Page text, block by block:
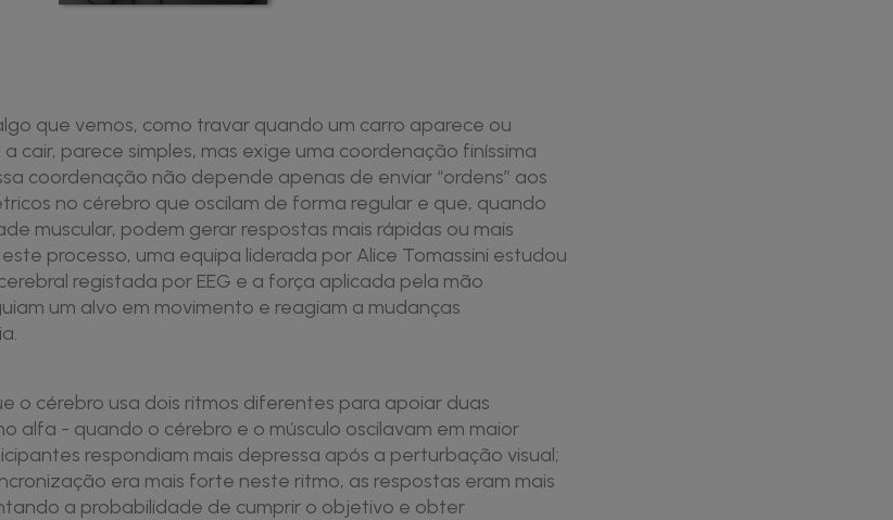
que vemos, como travar quando um carro aparece ou
cair, parece simples, mas exige uma coordenação finíssima
coordenação não depende apenas de enviar “ordens” aos
no cérebro que oscilam de forma regular e que, quando
muscular, podem gerar respostas mais rápidas ou mais
processo, uma equipa liderada por Alice Tomassini estudou
registada por EEG e a força aplicada pela mão
um alvo em movimento e reagiam a mudanças
o cérebro usa dois ritmos diferentes para apoiar duas
alfa - quando o cérebro e o músculo oscilavam em maior
respondiam mais depressa após a perturbação visual;
era mais forte neste ritmo, as respostas eram mais
a probabilidade de cumprir o objetivo e obter